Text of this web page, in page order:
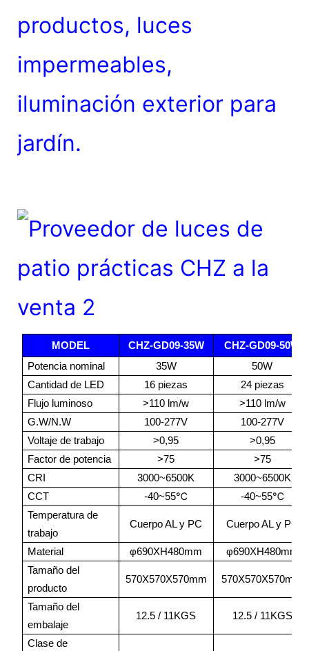
productos, luces
impermeables,
iluminación exterior para
jardín.
MODEL CHZ-GD09-35W
CHZ-GD09-50W
Potencia nominal
35W
50W
Cantidad de LED
16 piezas
24 piezas
Flujo luminoso
>110 lm/w
>110 lm/w
G.W/N.W
100-277V
100-277V
Voltaje de trabajo
>0,95
>0,95
Factor de potencia
>75
>75
CRI
3000~6500K
3000~6500K
CCT
-40~55℃ -40~55℃
Temperatura de
trabajo
Cuerpo AL y PC Cuerpo AL y PC
Material φ690XH480mm
φ690XH480mm
Tamaño del
producto
570X570X570mm 570X570X570mm
Tamaño del
embalaje
12.5 / 11KGS 12.5 / 11KGS
Clase de